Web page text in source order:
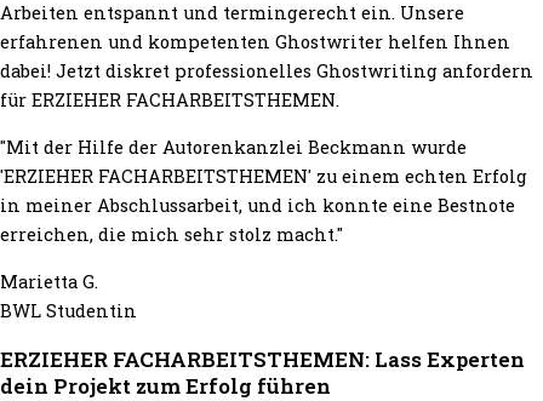
Arbeiten entspannt und termingerecht ein. Unsere
erfahrenen und kompetenten Ghostwriter helfen Ihnen
dabei! Jetzt diskret professionelles Ghostwriting anfordern
für ERZIEHER FACHARBEITSTHEMEN.
"Mit der Hilfe der Autorenkanzlei Beckmann wurde
'ERZIEHER FACHARBEITSTHEMEN' zu einem echten Erfolg
in meiner Abschlussarbeit, und ich konnte eine Bestnote
erreichen, die mich sehr stolz macht."
Marietta G.
BWL Studentin
ERZIEHER FACHARBEITSTHEMEN: Lass Experten
dein Projekt zum Erfolg führen